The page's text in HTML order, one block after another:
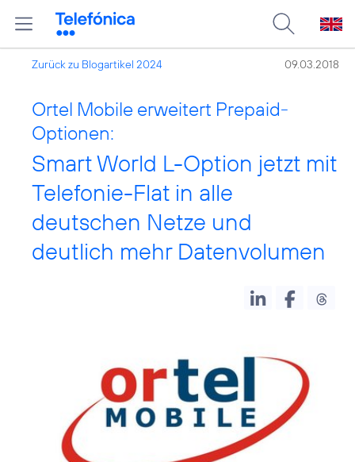
Zurück zu Blogartikel 2024 09.03.2018
Ortel Mobile erweitert Prepaid-
Optionen:
Smart World L-Option jetzt mit
Telefonie-Flat in alle
deutschen Netze und
deutlich mehr Datenvolumen